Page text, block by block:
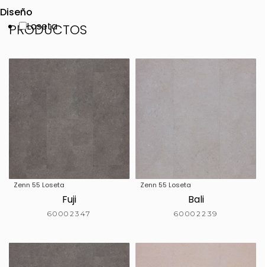
Diseño
Loseta
PRODUCTOS
Zenn 55 Loseta
Fuji
60002347
Zenn 55 Loseta
Bali
60002239